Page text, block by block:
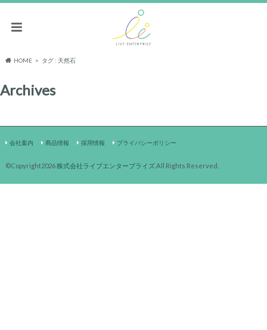
HOME タグ : 天然石
Archives
会社案内 商品情報 採用情報 プライバシーポリシー
©Copyright2026株式会社ライブエンタープライズ.All Rights Reserved.